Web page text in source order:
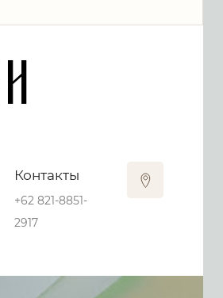
Контакты
+62 821-8851-
2917